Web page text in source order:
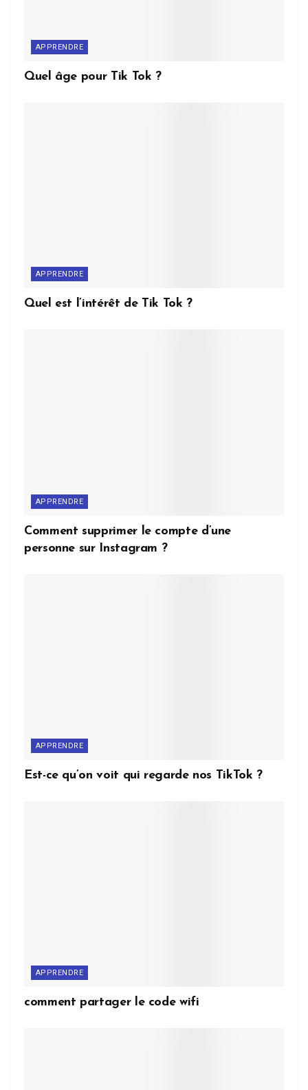
APPRENDRE
Quel âge pour Tik Tok ?
APPRENDRE
Quel est l’intérêt de Tik Tok ?
APPRENDRE
Comment supprimer le compte d’une
personne sur Instagram ?
APPRENDRE
Est-ce qu’on voit qui regarde nos TikTok ?
APPRENDRE
comment partager le code wifi